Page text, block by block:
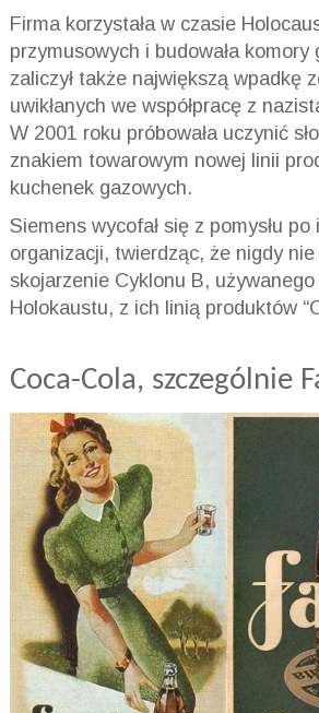
Firma korzystała w czasie
przymusowych i budowała komory
zaliczył także największą wpadkę
uwikłanych we współpracę z
W 2001 roku próbowała uczynić
znakiem towarowym nowej linii
kuchenek gazowych.
Siemens wycofał się z pomysłu
organizacji, twierdząc, że nigdy nie
skojarzenie Cyklonu B,
Holokaustu, z ich linią produktów
Coca-Cola, szczególnie